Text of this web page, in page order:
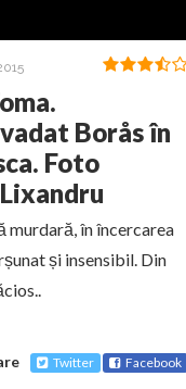
Borås în
Foto
murdară, în încercarea
și insensibil. Din
Twitter Facebook